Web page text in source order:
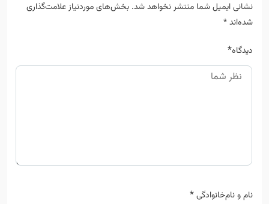
نشانی ایمیل شما منتشر نخواهد شد. بخش‌های موردنیاز علامت‌گذاری
شده‌اند*
دیدگاه*
نام و نام‌خانوادگی*